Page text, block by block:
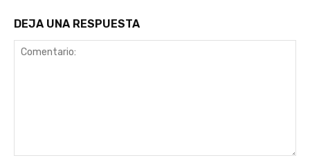
DEJA UNA RESPUESTA